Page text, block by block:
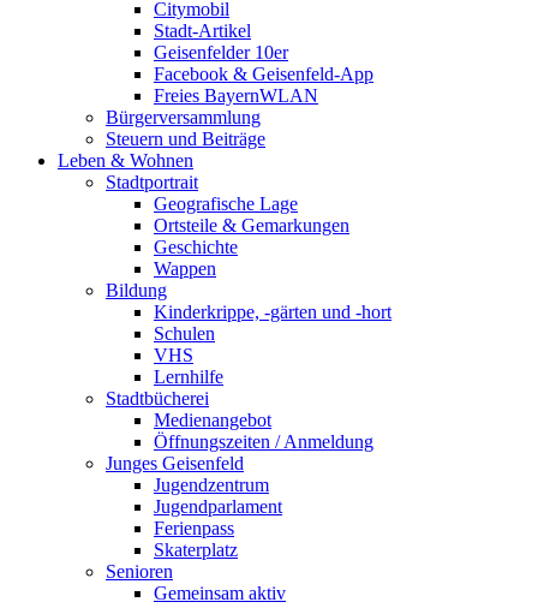
Citymobil
Stadt-Artikel
Geisenfelder 10er
Facebook & Geisenfeld-App
Freies BayernWLAN
Bürgerversammlung
Steuern und Beiträge
Leben & Wohnen
Stadtportrait
Geografische Lage
Ortsteile & Gemarkungen
Geschichte
Wappen
Bildung
Kinderkrippe, -gärten und -hort
Schulen
VHS
Lernhilfe
Stadtbücherei
Medienangebot
Öffnungszeiten / Anmeldung
Junges Geisenfeld
Jugendzentrum
Jugendparlament
Ferienpass
Skaterplatz
Senioren
Gemeinsam aktiv